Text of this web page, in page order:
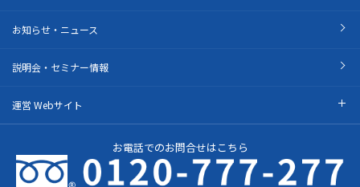
お知らせ・ニュース
説明会・セミナー情報
運営 Webサイト
お電話でのお問合せはこちら